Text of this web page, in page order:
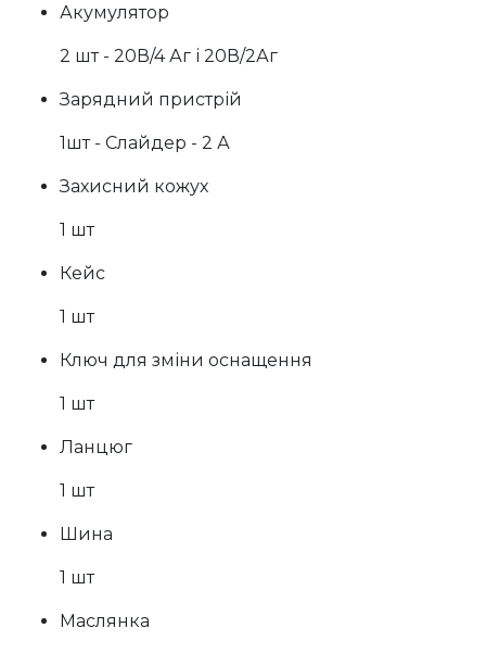
Акумулятор
2 шт - 20В/4 Аг і 20В/2Аг
Зарядний пристрій
1шт - Слайдер - 2 А
Захисний кожух
1 шт
Кейс
1 шт
Ключ для зміни оснащення
1 шт
Ланцюг
1 шт
Шина
1 шт
Маслянка